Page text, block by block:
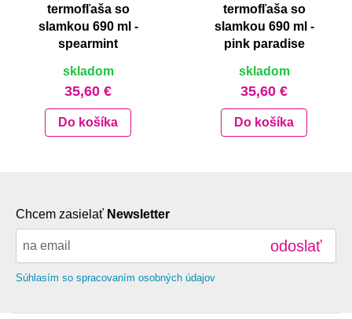
termofľaša so
slamkou 690 ml -
spearmint
skladom
35,60 €
Do košíka
termofľaša so
slamkou 690 ml -
pink paradise
skladom
35,60 €
Do košíka
Chcem zasielať Newsletter
odoslať
Súhlasím so spracovaním osobných údajov